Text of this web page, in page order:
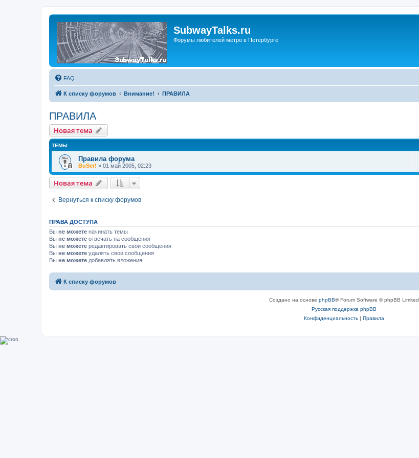
SubwayTalks.ru
Форумы любителей метро в Петербурге
FAQ
К списку форумов Внимание! ПРАВИЛА
ПРАВИЛА
Новая тема
ТЕМЫ
Правила форума
BuSer! » 01 май 2005, 02:23
Новая тема
Вернуться к списку форумов
ПРАВА ДОСТУПА
Вы не можете начинать темы
Вы не можете отвечать на сообщения
Вы не можете редактировать свои сообщения
Вы не можете удалять свои сообщения
Вы не можете добавлять вложения
К списку форумов
Создано на основе phpBB® Forum Software © phpBB Limited
Русская поддержка phpBB
Конфиденциальность| Правила